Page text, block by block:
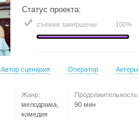
Статус проекта:
съемки завершены 100%
Автор сценария Оператор Актеры
Жанр:
мелодрама,
комедия
Продолжительность:
90 мин